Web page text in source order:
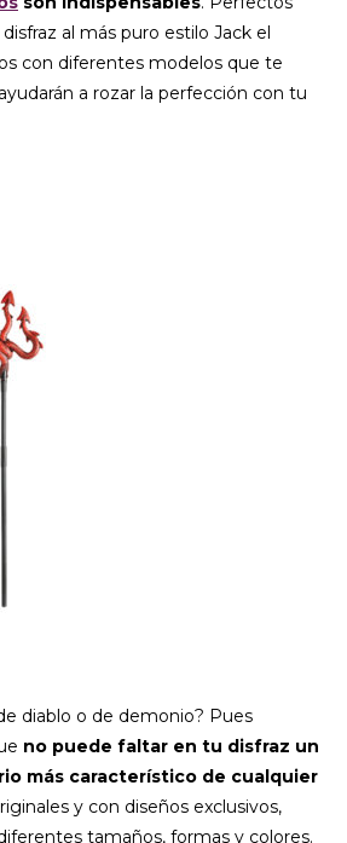
al más puro estilo Jack el
con diferentes modelos que te
a rozar la perfección con tu
diablo o de demonio? Pues
no puede faltar en tu disfraz un
más característico de cualquier
y con diseños exclusivos,
tamaños, formas y colores.